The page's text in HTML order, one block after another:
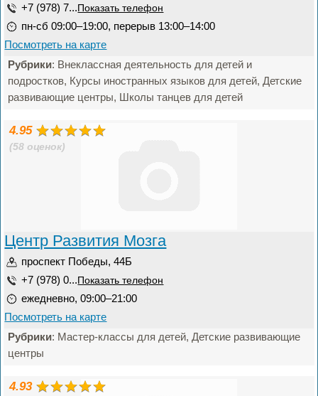
+7 (978) 7... Показать телефон
пн-сб 09:00–19:00, перерыв 13:00–14:00
Посмотреть на карте
Рубрики: Внеклассная деятельность для детей и
подростков, Курсы иностранных языков для детей, Детские
развивающие центры, Школы танцев для детей
4.95
(58 оценок)
Центр Развития Мозга
проспект Победы, 44Б
+7 (978) 0... Показать телефон
ежедневно, 09:00–21:00
Посмотреть на карте
Рубрики: Мастер-классы для детей, Детские развивающие
центры
4.93